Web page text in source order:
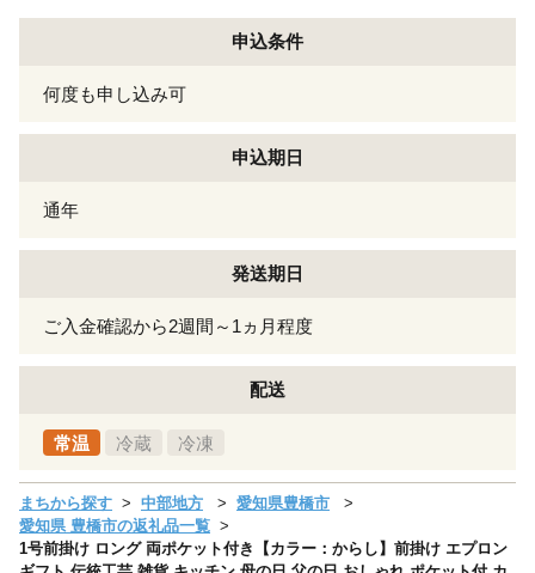
申込条件
何度も申し込み可
申込期日
通年
発送期日
ご入金確認から2週間～1ヵ月程度
配送
常温 冷蔵 冷凍
まちから探す 中部地方
愛知県豊橋市
愛知県 豊橋市の返礼品一覧
1号前掛け ロング 両ポケット付き【カラー：からし】前掛け エプロン